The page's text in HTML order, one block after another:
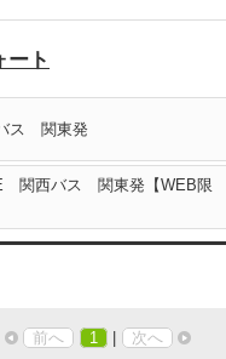
ート
ス 関東発
関西バス 関東発【WEB限
前へ 1 次へ